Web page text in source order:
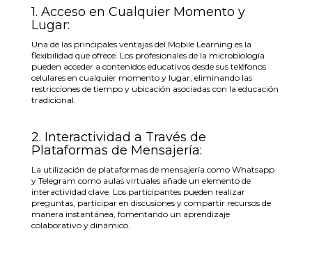
1. Acceso en Cualquier Momento y
Lugar:
Una de las principales ventajas del Mobile Learning es la
flexibilidad que ofrece. Los profesionales de la microbiología
pueden acceder a contenidos educativos desde sus teléfonos
celulares en cualquier momento y lugar, eliminando las
restricciones de tiempo y ubicación asociadas con la educación
tradicional.
2. Interactividad a Través de
Plataformas de Mensajería:
La utilización de plataformas de mensajería como Whatsapp
y Telegram como aulas virtuales añade un elemento de
interactividad clave. Los participantes pueden realizar
preguntas, participar en discusiones y compartir recursos de
manera instantánea, fomentando un aprendizaje
colaborativo y dinámico.